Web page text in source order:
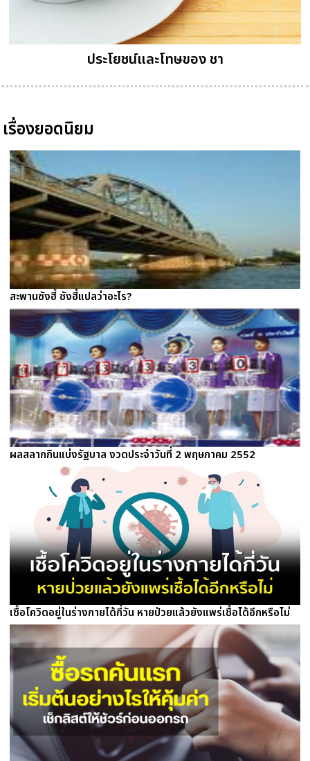
ประโยชน์และโทษของ ชา
เรื่องยอดนิยม
สะพานซังฮี้ ซังฮี้แปลว่าอะไร?
ผลสลากกินแบ่งรัฐบาล งวดประจำวันที่ 2 พฤษภาคม 2552
เชื้อโควิดอยู่ในร่างกายได้กี่วัน หายป่วยแล้วยังแพร่เชื้อได้อีกหรือไม่